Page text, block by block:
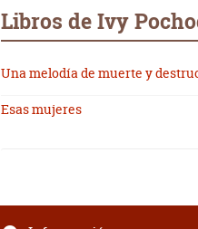
Libros de Ivy
Una melodía de muerte y
Esas mujeres